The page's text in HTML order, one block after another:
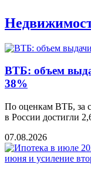
ВТБ: объем
38%
По оценкам ВТБ, за
в России достигли
07.08.2026